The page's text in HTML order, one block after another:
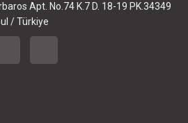
Apt. No.74 K.7 D. 18-19 PK.34349
/ Türkiye